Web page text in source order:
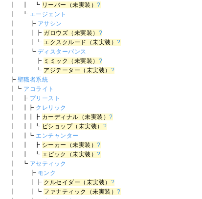
┃ ┃ ┗ リーバー（未実装）?
┃ ┗ エージェント
┃ ┣ アサシン
┃ ┃┣ ガロウズ（未実装） ?
┃ ┃┗エクスクルード（未実装）?
┃ ┗ ディスターバンス
┃ ┣ ミミック（未実装） ?
┃ ┗ アジテーター（未実装） ?
┣ 聖職者系統
┃┗ アコライト
┃ ┣ プリースト
┃ ┃┣ クレリック
┃ ┃┃┣ カーディナル（未実装）?
┃ ┃┃┗ ビショップ（未実装） ?
┃ ┃┗ エンチャンター
┃ ┃ ┣ シーカー（未実装）?
┃ ┃ ┗ エピック（未実装）?
┃ ┗ アセティック
┃ ┣ モンク
┃ ┃┣ クルセイダー（未実装） ?
┃ ┃┗ ファナティック（未実装）?